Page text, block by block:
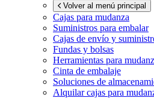
Volver al menú principal
Cajas para mudanza
Suministros para embalar
Cajas de envío y
Fundas y bolsas
Herramientas para
Cinta de embalaje
Soluciones de
Alquilar cajas para